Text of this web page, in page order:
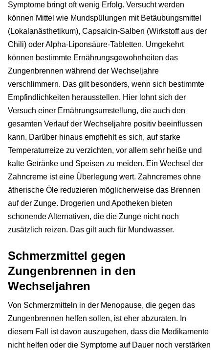
Symptome bringt oft wenig Erfolg. Versucht werden
können Mittel wie Mundspülungen mit Betäubungsmittel
(Lokalanästhetikum), Capsaicin-Salben (Wirkstoff aus der
Chili) oder Alpha-Liponsäure-Tabletten. Umgekehrt
können bestimmte Ernährungsgewohnheiten das
Zungenbrennen während der Wechseljahre
verschlimmern. Das gilt besonders, wenn sich bestimmte
Empfindlichkeiten herausstellen. Hier lohnt sich der
Versuch einer Ernährungsumstellung, die auch den
gesamten Verlauf der Wechseljahre positiv beeinflussen
kann. Darüber hinaus empfiehlt es sich, auf starke
Temperaturreize zu verzichten, vor allem sehr heiße und
kalte Getränke und Speisen zu meiden. Ein Wechsel der
Zahncreme ist eine Überlegung wert. Zahncremes ohne
ätherische Öle reduzieren möglicherweise das Brennen
auf der Zunge. Drogerien und Apotheken bieten
schonende Alternativen, die die Zunge nicht noch
zusätzlich reizen. Das gilt auch für Mundwasser.
Schmerzmittel gegen
Zungenbrennen in den
Wechseljahren
Von Schmerzmitteln in der Menopause, die gegen das
Zungenbrennen helfen sollen, ist eher abzuraten. In
diesem Fall ist davon auszugehen, dass die Medikamente
nicht helfen oder die Symptome auf Dauer noch verstärken